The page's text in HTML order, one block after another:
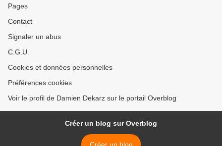
Pages
Contact
Signaler un abus
C.G.U.
Cookies et données personnelles
Préférences cookies
Voir le profil de Damien Dekarz sur le portail Overblog
Créer un blog sur Overblog